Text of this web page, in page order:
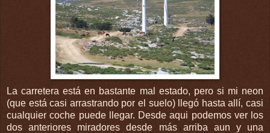
La carretera está en bastante mal estado, pero si mi neon
(que está casi arrastrando por el suelo) llegó hasta allí, casi
cualquier coche puede llegar. Desde aqui podemos ver los
dos anteriores miradores desde más arriba aun y una